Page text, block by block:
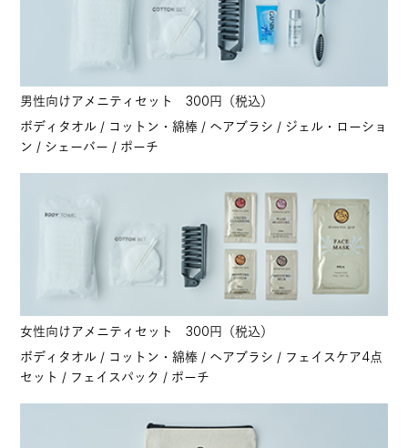
男性向けアメニティセット 300円（税込）
ボディタオル / コットン・綿棒 / ヘアブラシ / ジェル・ローショ
ン / シェーバー / ポーチ
女性向けアメニティセット 300円（税込）
ボディタオル / コットン・綿棒 / ヘアブラシ / フェイスケア4点
セット / フェイスパック / ポーチ